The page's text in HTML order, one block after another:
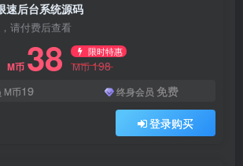
速后台系统源码
请付费后查看
M币 38 限时特惠
M币198
M币19 终身会员 免费
登录购买